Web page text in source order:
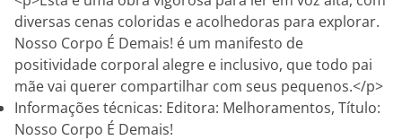
diversas cenas coloridas e acolhedoras para explorar.
Nosso Corpo É Demais! é um manifesto de
positividade corporal alegre e inclusivo, que todo pai
mãe vai querer compartilhar com seus pequenos.</p>
Informações técnicas: Editora: Melhoramentos, Título:
Nosso Corpo É Demais!